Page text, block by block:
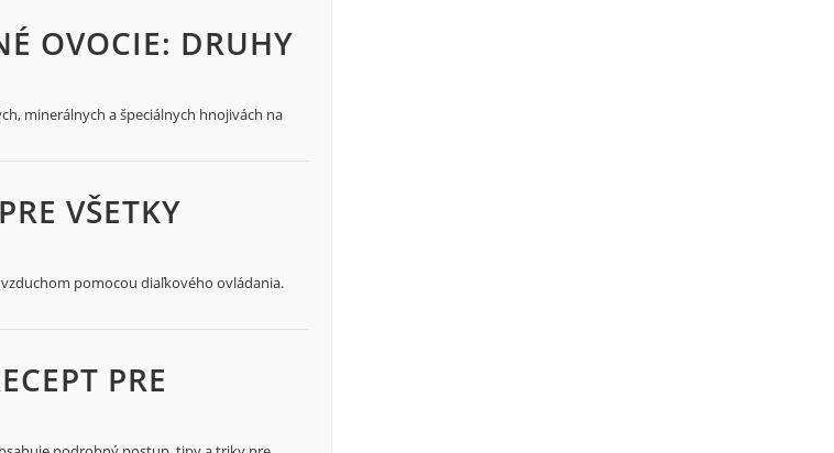
OVOCIE: DRUHY
minerálnych a špeciálnych hnojivách na
VŠETKY
pomocou diaľkového ovládania.
PRE